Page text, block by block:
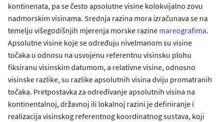
kontinenata, pa se često apsolutne visine kolokvijalno zovu
nadmorskim visinama. Srednja razina mora izračunava se na
temelju višegodišnjih mjerenja morske razine mareografima.
Apsolutne visine koje se određuju nivelmanom su visine
točaka u odnosu na usvojenu referentnu visinsku plohu
fiksiranu visinskim datumom, a relativne visine, odnosno
visinske razlike, su razlike apsolutnih visina dviju promatranih
točaka. Pretpostavka za određivanje apsolutnih visina na
kontinentalnoj, državnoj ili lokalnoj razini je definiranje i
realizacija visinskog referentnog koordinatnog sustava, koji